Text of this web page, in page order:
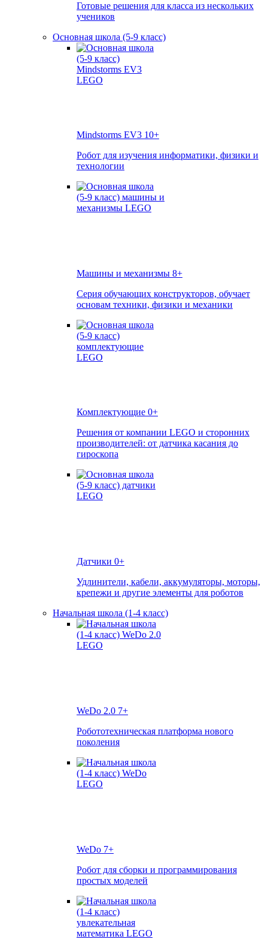
Готовые решения для класса из нескольких
учеников
Основная школа (5-9 класс)
Mindstorms EV3 10+
Робот для изучения информатики, физики и
технологии
Машины и механизмы 8+
Серия обучающих конструкторов, обучает
основам техники, физики и механики
Комплектующие 0+
Решения от компании LEGO и сторонних
производителей: от датчика касания до
гироскопа
Датчики 0+
Удлинители, кабели, аккумуляторы, моторы,
крепежи и другие элементы для роботов
Начальная школа (1-4 класс)
WeDo 2.0 7+
Робототехническая платформа нового
поколения
WeDo 7+
Робот для сборки и программирования
простых моделей